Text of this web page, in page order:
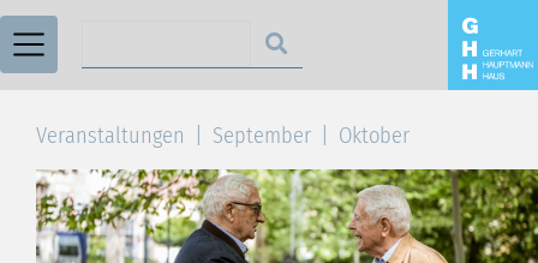
Veranstaltungen September Oktober